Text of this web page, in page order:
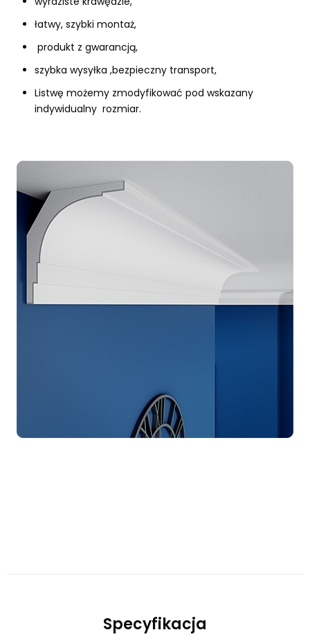
łatwy, szybki montaż,
produkt z gwarancją,
szybka wysyłka ,bezpieczny transport,
Listwę możemy zmodyfikować pod wskazany
indywidualny rozmiar.
Specyfikacja